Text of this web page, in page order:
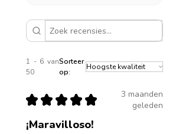
1 - 6 van
50
Sorteer
op:
★ ★ ★ ★ ★
3 maanden
geleden
¡Maravilloso!